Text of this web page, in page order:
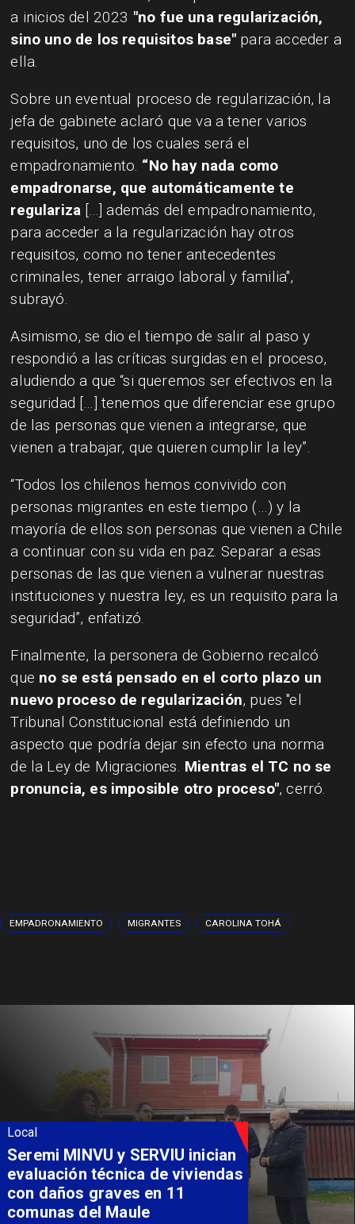
a inicios del 2023 "no fue una regularización,
sino uno de los requisitos base" para acceder a
ella.
Sobre un eventual proceso de regularización, la
jefa de gabinete aclaró que va a tener varios
requisitos, uno de los cuales será el
empadronamiento. “No hay nada como
empadronarse, que automáticamente te
regulariza [...] además del empadronamiento,
para acceder a la regularización hay otros
requisitos, como no tener antecedentes
criminales, tener arraigo laboral y familia",
subrayó.
Asimismo, se dio el tiempo de salir al paso y
respondió a las críticas surgidas en el proceso,
aludiendo a que “si queremos ser efectivos en la
seguridad […] tenemos que diferenciar ese grupo
de las personas que vienen a integrarse, que
vienen a trabajar, que quieren cumplir la ley”.
“Todos los chilenos hemos convivido con
personas migrantes en este tiempo (…) y la
mayoría de ellos son personas que vienen a Chile
a continuar con su vida en paz. Separar a esas
personas de las que vienen a vulnerar nuestras
instituciones y nuestra ley, es un requisito para la
seguridad”, enfatizó.
Finalmente, la personera de Gobierno recalcó
que no se está pensado en el corto plazo un
nuevo proceso de regularización, pues "el
Tribunal Constitucional está definiendo un
aspecto que podría dejar sin efecto una norma
de la Ley de Migraciones. Mientras el TC no se
pronuncia, es imposible otro proceso", cerró.
EMPADRONAMIENTO MIGRANTES CAROLINA TOHÁ
Local
Seremi MINVU y SERVIU inician
evaluación técnica de viviendas
con daños graves en 11
comunas del Maule